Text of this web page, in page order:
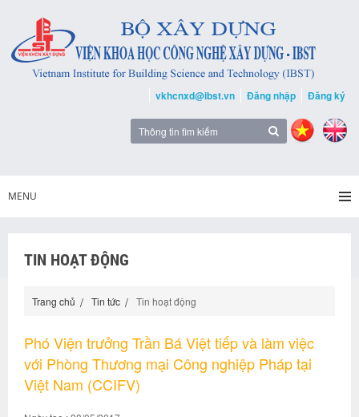
vkhcnxd@ibst.vn Đăng nhập Đăng ký
MENU
TIN HOẠT ĐỘNG
Trang chủ Tin tức Tin hoạt động
Phó Viện trưởng Trần Bá Việt tiếp và làm việc
với Phòng Thương mại Công nghiệp Pháp tại
Việt Nam (CCIFV)